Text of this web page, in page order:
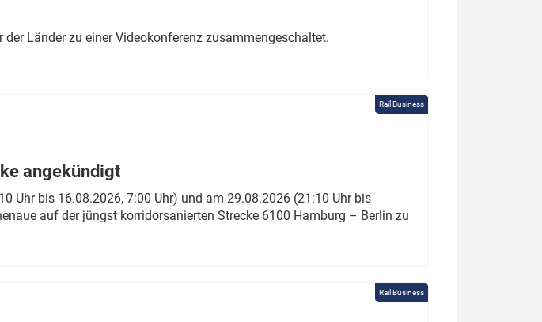
Länder zu einer Videokonferenz zusammengeschaltet.
Rail Business
angekündigt
Uhr bis 16.08.2026, 7:00 Uhr) und am 29.08.2026 (21:10 Uhr bis
auf der jüngst korridorsanierten Strecke 6100 Hamburg – Berlin zu
Rail Business